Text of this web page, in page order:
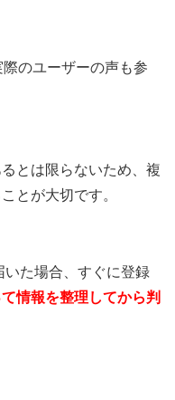
のユーザーの声も参
とは限らないため、複
とが大切です。
た場合、すぐに登録
情報を整理してから判